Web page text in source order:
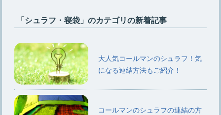
「シュラフ・寝袋」のカテゴリの新着記事
大人気コールマンのシュラフ！気
になる連結方法もご紹介！
コールマンのシュラフの連結の方